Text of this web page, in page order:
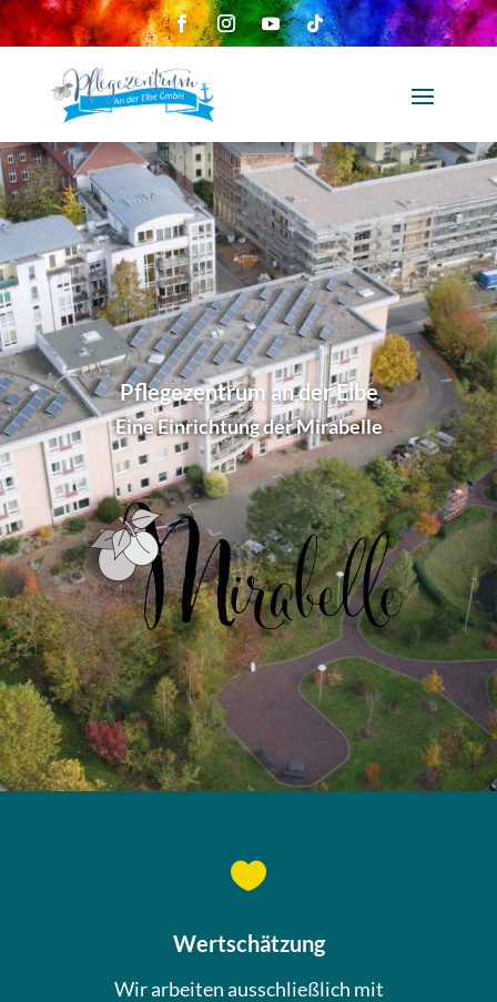
Pflegezentrum an der Elbe
Eine Einrichtung der Mirabelle

Wertschätzung
Wir arbeiten ausschließlich mit